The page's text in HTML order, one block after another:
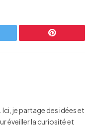
Pinterest
je partage des idées et
éveiller la curiosité et